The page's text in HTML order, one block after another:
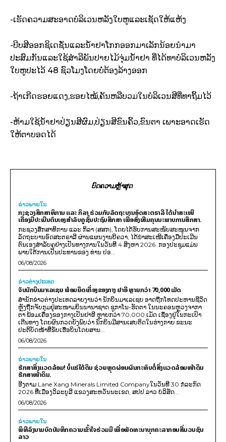
-ເຮັດ​ຄວາມ​ສະ​ອາດ​ບໍລິເວນ​ຫລັງ​ໃບ​ຫູ​ແລະ​ເຊັດ​ໃຫ້​ແຫ້ງ
-ບີບ​ສີ​ອອກ​ຊິ​ເດ​ຊັ່ນແລະ​ນ້ຳ​ຢາ​ໂກກ​ອອກ​ມາ​ເລັກນ້ອຍນຳ​ມາ​
ປະສົມ​ກັນແລະ​ໃຊ້​ສຳ​ລີ​ພັນ​ປາຍ​ໄມ້​ຈຸ່ມ​ນ້ຳ​ຢາ ທີ່​ໄດ້ທາ​ບໍລິເວນ​ຫລັງ​
ໃບ​ຫູ​ປະ​ໄວ້ 48 ຊົວໂມງໂດຍ​ບໍ່​ຕ້ອງ​ລ້າງ​ອອກ​
-ຖ້າ​ເກີດ​ຮອຍ​ແດງ,ຮອຍ​ໄໝ້,ຄັນຫລື​ບວມໃນ​ບໍລິເວນ​ສີ​ທີ່​ທາ​ຖິ້ມ​ໄວ້
-ຫ້າມ​ໃຊ້​ນ້ຳ​ຢາ​ປ່ຽນ​ສີ​ຜົມ,ປ່ຽນ​ສີ​ຂົນ​ຄິ້ວ,ຂົນ​ຕາ ເພາະ​ອາດ​ເຮັດ
ໃຫ້​ຕາບອດ​ໄດ້
ບົດຄວາມຫຼ້າສຸດ
ຂ່າວພາຍ​ໃນ
ກະຊວງສຶກສາທິການ ແລະ ກິລາ ຮ່ວມກັບລັດຖະບານອົດສະຕຣາລີ ໄດ້ນຳສະເໜີ
ເຄື່ອງມືປະເມີນຕົນເອງສຳລັບຄູຊັ້ນປະຖົມສຶກສາ ເພື່ອສົ່ງເສີມຄຸນນະພາບການສຶກສາ.
ກະຊວງສຶກສາທິການ ແລະ ກິລາ (ສສກ), ໂດຍໄດ້ຮັບການສະໜັບສະໜູນຈາກ
ລັດຖະບານອົດສະຕຣາລີ ຜ່ານແຜນງານບີຄວາ, ໄດ້ນຳສະເໜີເຄື່ອງມືປະເມີນ
ຕົນເອງສຳລັບຄູຢ່າງເປັນທາງການໃນວັນທີ 4 ສິງຫາ 2026. ກອງປະຊຸມແມ່ນ
ພາຍໃຕ້ການເປັນປະທານຂອງ ທ່ານ ປອ...
06/08/2026
ຂ່າວຕ່າງປະເທດ
ຈັບນັກບິນມາເລເຊຍ ພ້ອມຍຶດເຄື່ອງຂອງກາງ ຢາອີ ຫຼາຍກວ່າ 70,000 ເມັດ
ສຳນັກຂ່າວຕ່າງປະເທດລາຍງານວ່າ ນັກບິນມາເລເຊຍ ອາດຖືກໂທດປະຫານຊີວິດ
ຫຼັງຖືກຈັບກຸມຢູ່ສະໜາມບິນນານາຊາດ ຊູກາໂນ-ຮັດຕາ ໃນນະຄອນຫຼວງຈາກາ
ຕາ ພ້ອມເຄື່ອງຂອງກາງເປັນຢາອີ ຫຼາຍກວ່າ 70,000 ເມັດ ເຊື່ອງຢູ່ໃນກະເປົາ
ເດີນທາງ ໂດຍຜົນກວດຍັງພົບວ່າ ນັກບິນມີສານເສບຕິດໃນຮ່າງກາຍ ຂະນະ
ປະຕິບັດໜ້າທີ່ຂັບເຮືອບິນໂດຍສານ...
06/08/2026
ຂ່າວພາຍ​ໃນ
ຮັກສາສິ່ງແວດລ້ອມ! ບໍ່ແຮ່ໃຕ້ດິນ ຊ່ວຍຫຼຸດຜ່ອນຜົນກະທົບຕໍ່ສິ່ງແວດລ້ອມໜ້າດິນ
ຮັກສາໜ້າດິນ.
ອີງຕາມ Lane Xang Minerals Limited Companyໃນວັນທີ 30 ກໍລະກົດ
2026 ທີ່ເມືອງວິລະບູລີ ແຂວງສະຫວັນນະເຂດ, ສປປ ລາວ ບໍລິສັດ...
06/08/2026
ຂ່າວພາຍ​ໃນ
ພິທີລົງນາມບົດບັນທຶກຄວາມເຂົ້າໃຈຮ່ວມມື ເພື່ອພັດທະນາບຸກຄະລາກອນສື່ມວນຊົນ
ລາວ